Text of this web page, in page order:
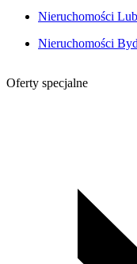
Nieruchomości
Nieruchomości
Oferty specjalne